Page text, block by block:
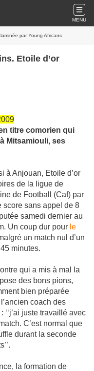
MENU
par Young Africans
Etoile d’or
titre comorien qui
Mitsamiouli, ses
à Anjouan, Etoile d’or
de la ligue de
de Football (Caf) par
score sans appel de 8
samedi dernier au
Un coup dur pour le
un match nul d’un
minutes.
qui a mis à mal la
des bons pions,
bien préparée
coach des
juste travaillé avec
C’est normal que
durant la seconde
la formation de